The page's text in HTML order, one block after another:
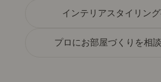
インテリアスタイリン
プロにお部屋づくりを相